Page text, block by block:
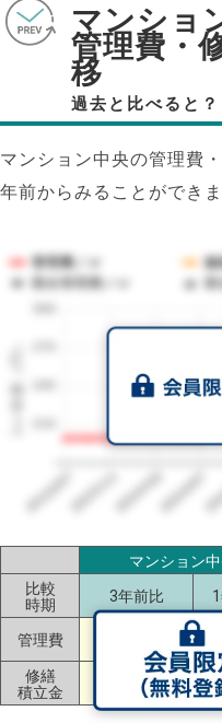
マンショ
管理費・
移
過去と比べると？
マンション中央の管理費
年前からみることができま
1㎡単価（円）
管理費／㎡
修
競合管理費／㎡
2023/072023/112024/032024/07
マンション
比較
時期
3年前比
管理費
（+35%）
修繕
積立金
ー